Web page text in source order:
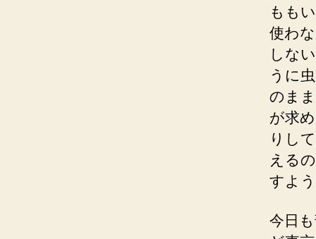
もも
使わ
しな
うに
のま
が求
りし
える
すよ
今日